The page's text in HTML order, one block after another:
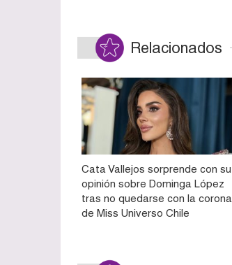
Relacionados
Cata Vallejos sorprende con su
opinión sobre Dominga López
tras no quedarse con la corona
de Miss Universo Chile